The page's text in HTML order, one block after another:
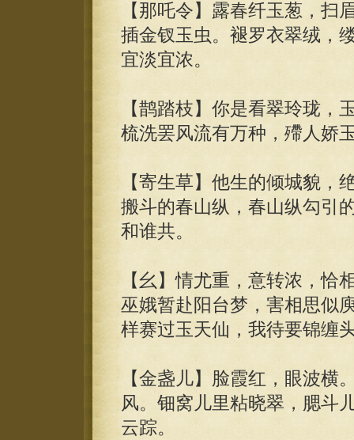
【那吒令】露春纤玉葱，扫
插金钗玉虫。褪罗衣翠绒，
宜淡宜浓。
【鹊踏枝】你是看翠玲珑，
梳洗罢风流有万种，殢人娇
【寄生草】他生的倾城貌，
搬斗的春山纵，春山纵勾引
和谁共。
【幺】情尤重，意转浓，恰
巫娥暂赴阳台梦，害相思似
样赛过玉天仙，我待要锦缠
【金盏儿】脸霞红，眼波横
风。钿窝儿里粘晓翠，腮斗
云踪。